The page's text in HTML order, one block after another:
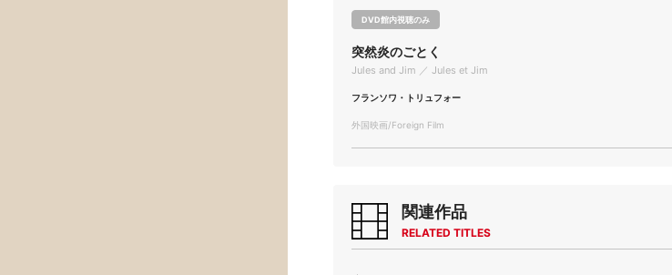
DVD館内視聴のみ
突然炎のごとく
Jules and Jim ／ Jules et Jim
フランソワ・トリュフォー
外国映画/Foreign Film
関連作品
RELATED TITLES